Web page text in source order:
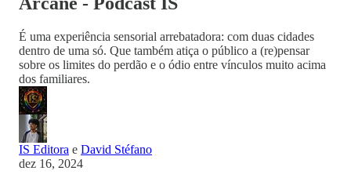
É uma experiência sensorial arrebatadora: com duas cidades
dentro de uma só. Que também atiça o público a (re)pensar
sobre os limites do perdão e o ódio entre vínculos muito acima
dos familiares.
IS Editora e David Stéfano
dez 16, 2024